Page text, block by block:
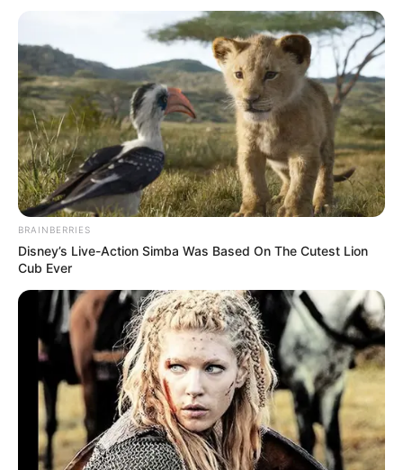
Η ΩΡΑ ΤΗΣ ΑΝΤΑΜΟΙΒΗΣ ΣΤΑ ΠΑΡΑΣΙΤΑ ΣΕ
ΥΠΕΡΚΟΣΜΙΑ ΔΙΚΑΙΟΣΥΝΗ ΕΦΤΑΣΕ, ΕΙΝΑΙ ΕΔΩ, ΒΑΡΙΑ
ΣΥΝΝΕΦΑ ΠΡΟΜΗΝΥΜΑΤΑ ΣΤΗΝ ΕΞΕΛΙΞΗ ΤΗΣ
ΚΑΤΑΙΓΙΔΑΣ, Η ΕΤΥΜΗΓΟΡΙΑ ΣΚΛΗΡΗ ΜΕ ΔΗΛΗΤΗΡΙΟ
ΝΕΚΡΕΣ ΡΙΖΕΣ.
ΚΙ ΕΚΕΙΝΗ Η ΔΡΟΣΟΣΤΑΛΙΑ, ΕΓΙΝΕ ΔΙΑΜΑΝΤΙ ΚΙ ΕΠΕΣΕ
ΣΤΑ ΤΡΥΦΕΡΑ ΦΥΛΛΑΡΑΚΙΑ ΤΩΝ ΕΥΘΡΑΥΣΤΩΝ ΜΙΚΡΩΝ
ΛΟΥΛΟΥΔΙΩΝ ΠΟΥ ΕΚΛΕΙΣΑΝ ΣΑΝ ΧΟΥΦΤΙΤΣΕΣ ΓΙΑ ΝΑ
ΚΡΑΤΗΣΟΥΝ ΜΙΑ ΑΛΛΗ ΜΟΙΡΑ, ΜΕ ΝΟΤΕΣ ΚΑΙ ΗΧΟΥΣ
ΘΑΥΜΑΣΤΟΥΣ, ΜΕ ΟΤΙ ΤΟΥΣ ΟΦΕΙΛΕ Η ΜΟΝΑΔΙΚΗ ΝΕΑ
ΖΗΣΗ.>>
BRAINBERRIES
Disney’s Live-Action Simba Was Based On The Cutest Lion
Cub Ever